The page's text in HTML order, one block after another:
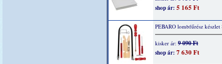
shop ár: 5 165 Ft
PEBARO lombfűrész készlet
kisker ár: 9 090 Ft
shop ár: 7 630 Ft